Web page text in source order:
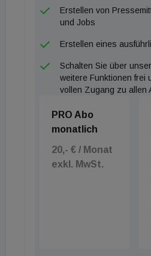
Euphorie, sondern von
Erstellen von
und Jobs
Erstellen eines
Schalten Sie über
weitere Funktionen frei
vollen Zugang zu allen
PRO Abo
monatlich
20,- € / Monat
exkl. MwSt.